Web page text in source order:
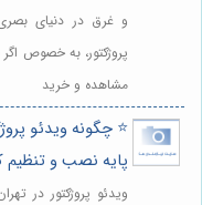
و غرق در دنیای
پروژکتور، به خصوص
مشاهده و خرید
پایه نصب و
ویدئو پروژکتور در